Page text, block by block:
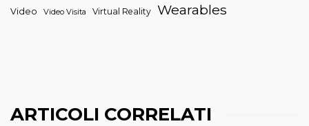
Video Video Visita Virtual Reality Wearables
ARTICOLI CORRELATI